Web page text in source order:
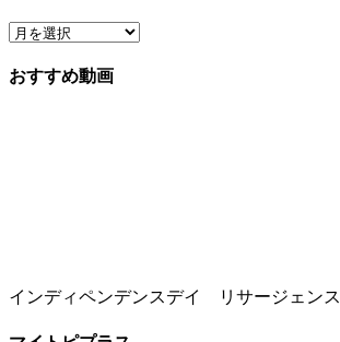
おすすめ動画
インディペンデンスデイ リサージェンス